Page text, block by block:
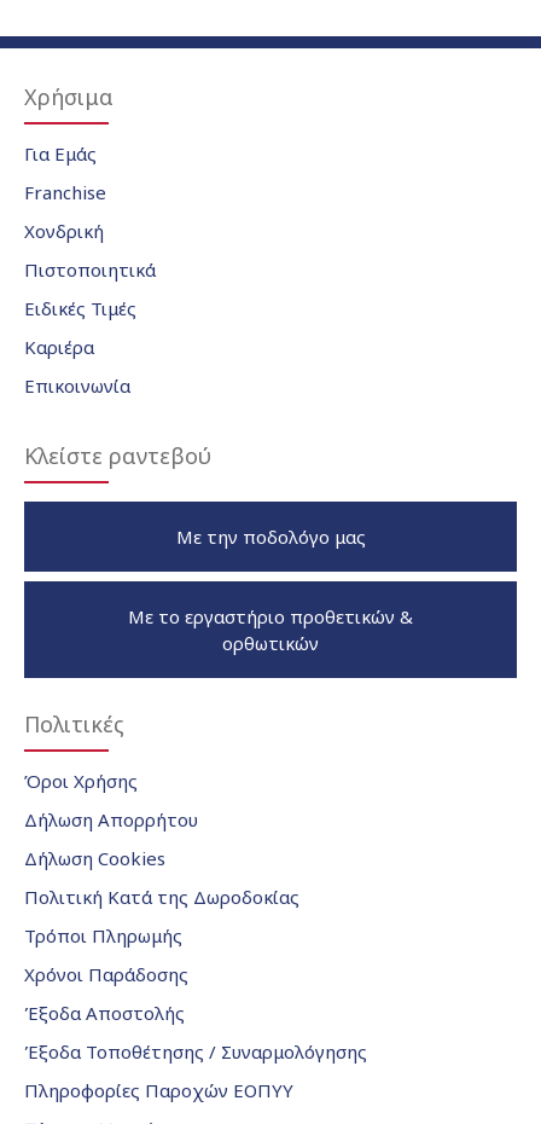
Χρήσιμα
Για Εμάς
Franchise
Χονδρική
Πιστοποιητικά
Ειδικές Τιμές
Καριέρα
Επικοινωνία
Κλείστε ραντεβού
Με την ποδολόγο μας
Με το εργαστήριο προθετικών &
ορθωτικών
Πολιτικές
Όροι Χρήσης
Δήλωση Απορρήτου
Δήλωση Cookies
Πολιτική Κατά της Δωροδοκίας
Τρόποι Πληρωμής
Χρόνοι Παράδοσης
Έξοδα Αποστολής
Έξοδα Τοποθέτησης / Συναρμολόγησης
Πληροφορίες Παροχών ΕΟΠΥΥ